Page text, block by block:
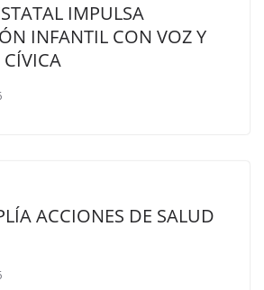
IMPULSA
INFANTIL CON VOZ Y
ACCIONES DE SALUD